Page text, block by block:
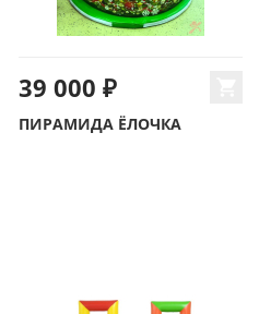
39 000 ₽
ПИРАМИДА ЁЛОЧКА